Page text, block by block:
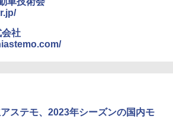
社
アステモ、2023年シーズンの国内モ